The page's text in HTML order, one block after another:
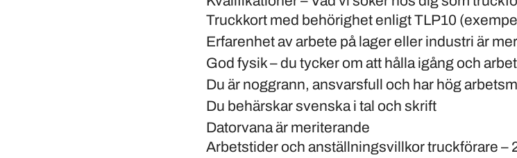
Truckkort med behörighet enligt TLP10
Erfarenhet av arbete på lager eller industri är
God fysik – du tycker om att hålla igång och
Du är noggrann, ansvarsfull och har hög
Du behärskar svenska i tal och skrift
Datorvana är meriterande
Arbetstider och anställningsvillkor truckförare –